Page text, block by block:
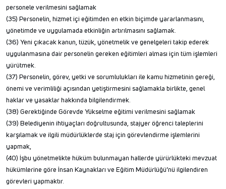
personele verilmesini sağlamak
(35) Personelin, hizmet içi eğitimden en etkin biçimde yararlanmasını,
yönetimde ve uygulamada etkinliğin artırılmasını sağlamak.
(36) Yeni çıkacak kanun, tüzük, yönetmelik ve genelgeleri takip ederek
uygulanmasına dair personelin gereken eğitimleri alması için tüm işlemleri
yürütmek.
(37) Personelin, görev, yetki ve sorumlulukları ile kamu hizmetinin gereği,
önemi ve verimliliği açısından yetiştirmesini sağlamakla birlikte, genel
haklar ve yasaklar hakkında bilgilendirmek.
(38) Gerektiğinde Görevde Yükselme eğitimi verilmesini sağlamak
(39) Belediyenin ihtiyaçları doğrultusunda, stajyer öğrenci taleplerini
karşılamak ve ilgili müdürlüklerde staj için görevlendirme işlemlerini
yapmak,
(40) İşbu yönetmelikte hüküm bulunmayan hallerde yürürlükteki mevzuat
hükümlerine göre İnsan Kaynakları ve Eğitim Müdürlüğü’nü ilgilendiren
görevleri yapmaktır.